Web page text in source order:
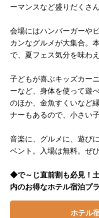
ーマンスなど盛りだくさ
会場にはハンバーガーや
カンなグルメが大集合。
で、夏フェス気分を味わえ
子どもが喜ぶキッズカー
ーなど、身体を使って遊
のほか、金魚すくいなど
ナーもあるので、小さい
音楽に、グルメに、遊び
ベント。入場は無料。ぜ
◆で～じ直前割も必見！
内のお得なホテル宿泊プ
ホテル